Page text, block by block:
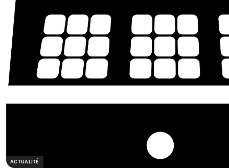
ACTUALITÉ